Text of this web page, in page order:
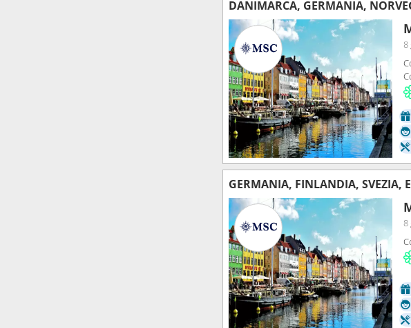
DANIMARCA, GERMANIA,
8
GERMANIA, FINLANDIA, SVEZIA,
8